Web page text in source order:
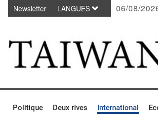
Passer au contenu principal
Newsletter LANGUES 06/08/
Politique Deux rives International